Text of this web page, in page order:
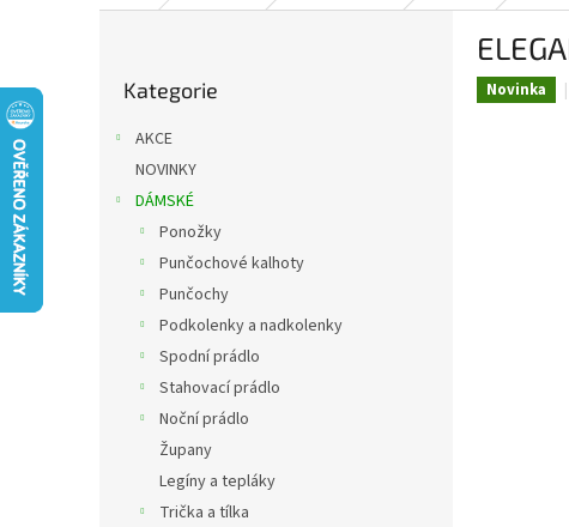
kategorie
Kategorie
AKCE
NOVINKY
DÁMSKÉ
Ponožky
Punčochové kalhoty
Punčochy
Podkolenky a nadkolenky
Spodní prádlo
Stahovací prádlo
Noční prádlo
Župany
Legíny a tepláky
Trička a tílka
Novinka